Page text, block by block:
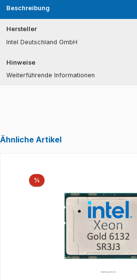
Beschreibung
Hersteller
Intel Deutschland GmbH
Hinweise
Weiterführende Informationen
Ähnliche Artikel
%Rabatt